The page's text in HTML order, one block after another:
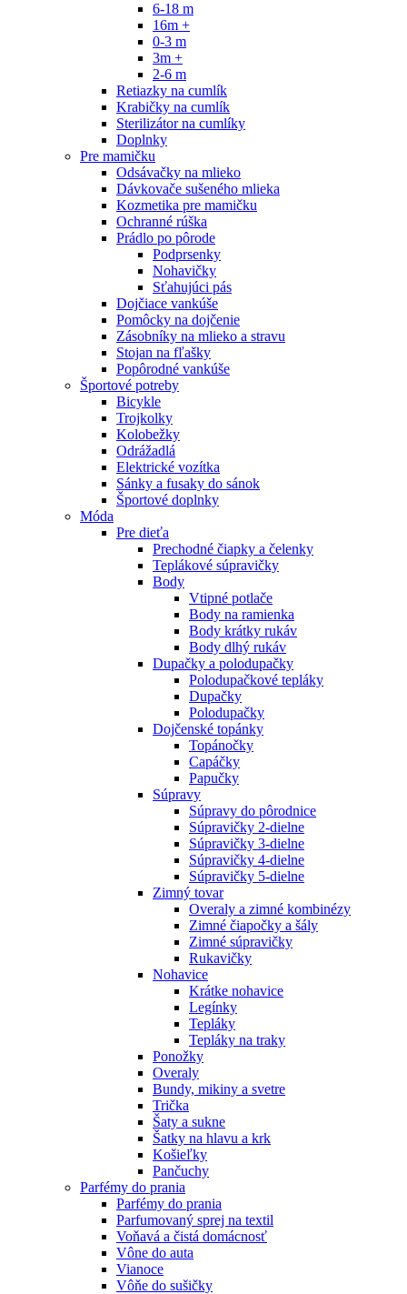
6-18 m
16m +
0-3 m
3m +
2-6 m
Retiazky na cumlík
Krabičky na cumlík
Sterilizátor na cumlíky
Doplnky
Pre mamičku
Odsávačky na mlieko
Dávkovače sušeného mlieka
Kozmetika pre mamičku
Ochranné rúška
Prádlo po pôrode
Podprsenky
Nohavičky
Sťahujúci pás
Dojčiace vankúše
Pomôcky na dojčenie
Zásobníky na mlieko a stravu
Stojan na fľašky
Popôrodné vankúše
Športové potreby
Bicykle
Trojkolky
Kolobežky
Odrážadlá
Elektrické vozítka
Sánky a fusaky do sánok
Športové doplnky
Móda
Pre dieťa
Prechodné čiapky a čelenky
Teplákové súpravičky
Body
Vtipné potlače
Body na ramienka
Body krátky rukáv
Body dlhý rukáv
Dupačky a polodupačky
Polodupačkové tepláky
Dupačky
Polodupačky
Dojčenské topánky
Topánočky
Capáčky
Papučky
Súpravy
Súpravy do pôrodnice
Súpravičky 2-dielne
Súpravičky 3-dielne
Súpravičky 4-dielne
Súpravičky 5-dielne
Zimný tovar
Overaly a zimné kombinézy
Zimné čiapočky a šály
Zimné súpravičky
Rukavičky
Nohavice
Krátke nohavice
Legínky
Tepláky
Tepláky na traky
Ponožky
Overaly
Bundy, mikiny a svetre
Trička
Šaty a sukne
Šatky na hlavu a krk
Košieľky
Pančuchy
Parfémy do prania
Parfémy do prania
Parfumovaný sprej na textil
Voňavá a čistá domácnosť
Vône do auta
Vianoce
Vôňe do sušičky